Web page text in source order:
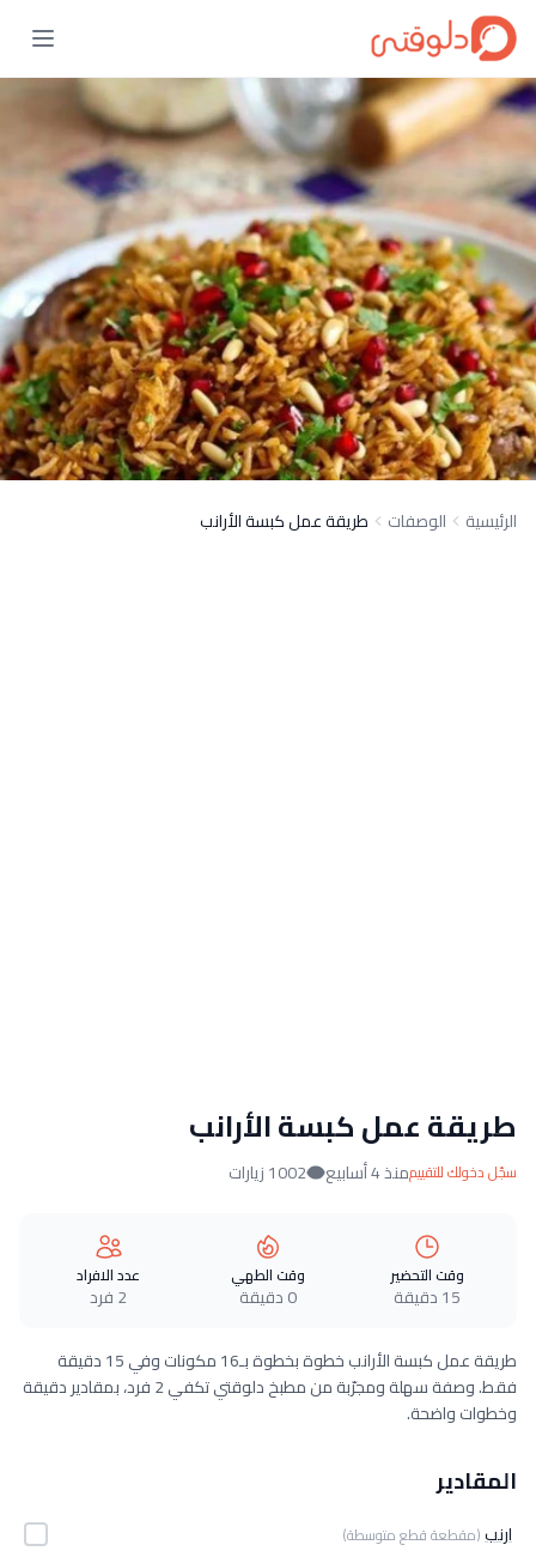
الرئيسية الوصفات طريقة عمل كبسة الأرانب
طريقة عمل كبسة الأرانب
سجّل دخولك للتقييممنذ 4 أسابيع 1002 زيارات
وقت التحضير
15 دقيقة
وقت الطهي
0 دقيقة
عدد الافراد
2 فرد
طريقة عمل كبسة الأرانب خطوة بخطوة بـ16 مكونات وفي 15 دقيقة
فقط. وصفة سهلة ومجرّبة من مطبخ دلوقتي تكفي 2 فرد، بمقادير دقيقة
وخطوات واضحة.
المقادير
ارنب(مقطعة قطع متوسطة)